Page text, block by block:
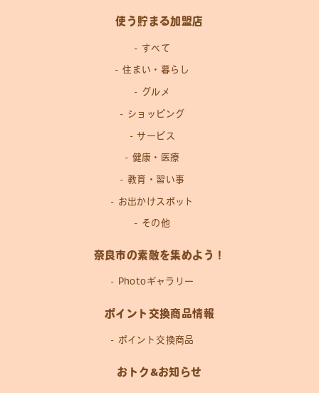
使う貯まる加盟店
すべて
住まい・暮らし
グルメ
ショッピング
サービス
健康・医療
教育・習い事
お出かけスポット
その他
奈良市の素敵を集めよう！
Photoギャラリー
ポイント交換商品情報
ポイント交換商品
おトク&お知らせ